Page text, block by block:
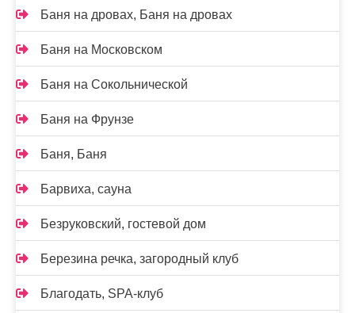
Баня на дровах, Баня на дровах
Баня на Московском
Баня на Сокольнической
Баня на Фрунзе
Баня, Баня
Барвиха, сауна
Безруковский, гостевой дом
Березина речка, загородный клуб
Благодать, SPA-клуб